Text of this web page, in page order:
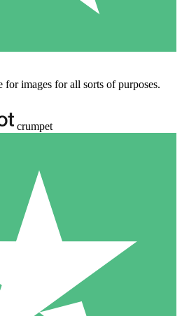
for images for all sorts of purposes.
crumpet